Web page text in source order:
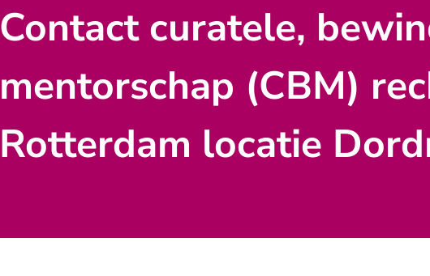
Contact curatele,
mentorschap (CBM)
Rotterdam locatie